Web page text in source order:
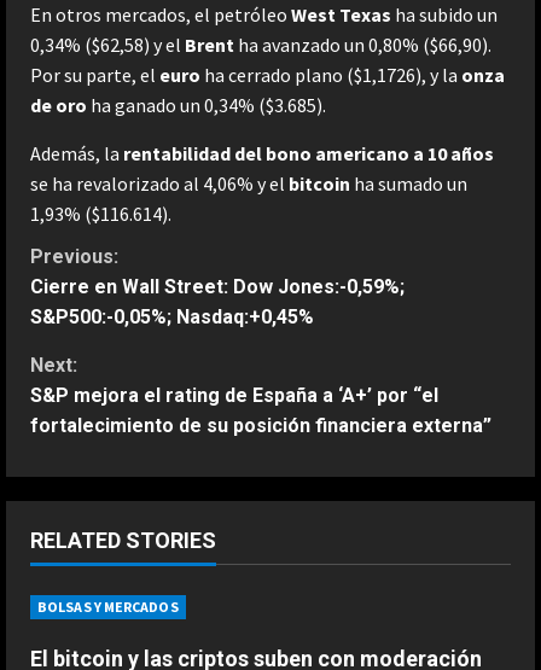
En otros mercados, el petróleo West Texas ha subido un
0,34% ($62,58) y el Brent ha avanzado un 0,80% ($66,90).
Por su parte, el euro ha cerrado plano ($1,1726), y la onza
de oro ha ganado un 0,34% ($3.685).
Además, la rentabilidad del bono americano a 10 años
se ha revalorizado al 4,06% y el bitcoin ha sumado un
1,93% ($116.614).
C
o
n
t
i
u
e
Previous:
Cierre en Wall Street: Dow Jones:-0,59%;
S&P500:-0,05%; Nasdaq:+0,45%
Next:
S&P mejora el rating de España a ‘A+’ por “el
fortalecimiento de su posición financiera externa”
RELATED STORIES
BOLSAS Y MERCADOS
El bitcoin y las criptos suben con moderación
2
ESPAÑA
“Djokovic dice eso porque se está
haciendo mayor”: dura respuesta
ESPAÑA